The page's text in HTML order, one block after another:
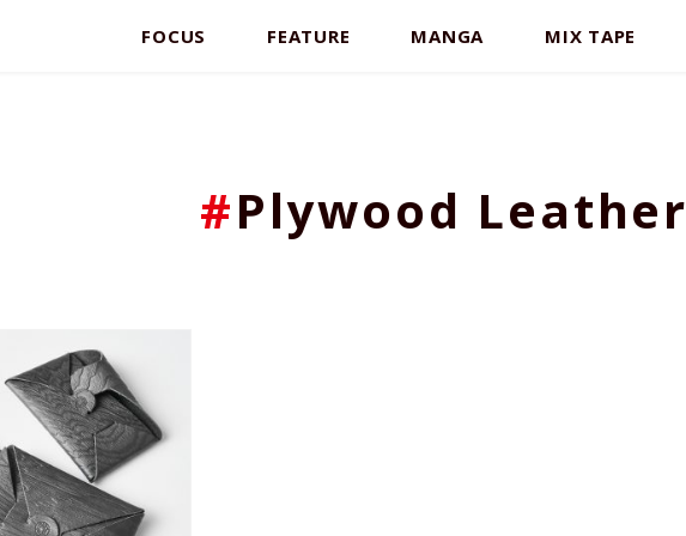
FOCUS FEATURE MANGA MIX TAPE
#Plywood Leather